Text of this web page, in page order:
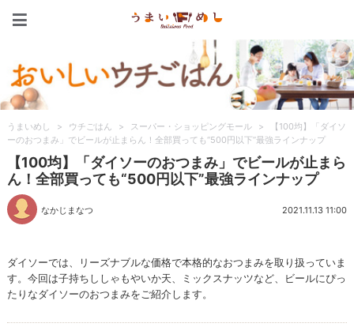
うまいめし > ウチごはん > スーパー・ショッピングモール >
【100均】「ダイソ
ーのおつまみ」でビールが止まらん！全部買っても“500円以下”最強ラインナップ
【100均】「ダイソーのおつまみ」でビールが止まら
ん！全部買っても“500円以下”最強ラインナップ
なかじまなつ 2021.11.13 11:00
ダイソーでは、リーズナブルな価格で本格的なおつまみを取り扱っていま
す。今回は子持ちししゃもやいか天、ミックスナッツなど、ビールにぴっ
たりなダイソーのおつまみをご紹介します。